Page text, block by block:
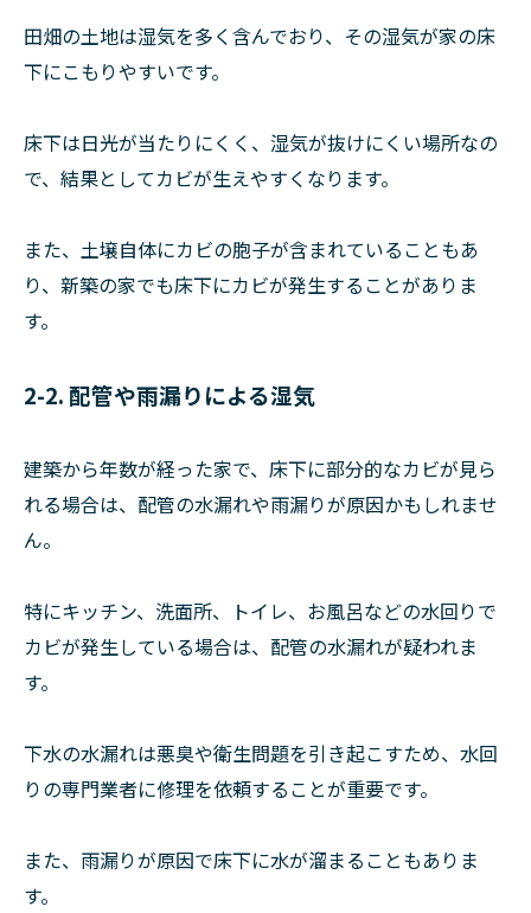
田畑の土地は湿気を多く含んでおり、その湿気が家の床
下にこもりやすいです。
床下は日光が当たりにくく、湿気が抜けにくい場所なの
で、結果としてカビが生えやすくなります。
また、土壌自体にカビの胞子が含まれていることもあ
り、新築の家でも床下にカビが発生することがありま
す。
2-2. 配管や雨漏りによる湿気
建築から年数が経った家で、床下に部分的なカビが見ら
れる場合は、配管の水漏れや雨漏りが原因かもしれませ
ん。
特にキッチン、洗面所、トイレ、お風呂などの水回りで
カビが発生している場合は、配管の水漏れが疑われま
す。
下水の水漏れは悪臭や衛生問題を引き起こすため、水回
りの専門業者に修理を依頼することが重要です。
また、雨漏りが原因で床下に水が溜まることもありま
す。